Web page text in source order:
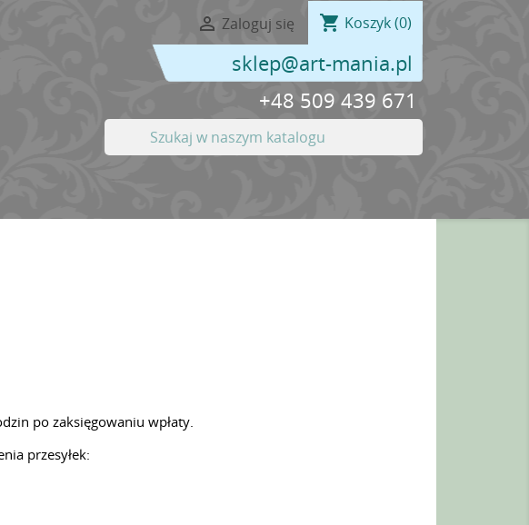
 Zaloguj się shopping_cart Koszyk(0)
sklep@art-mania.pl
+48 509 439 671
po zaksięgowaniu wpłaty.
przesyłek: